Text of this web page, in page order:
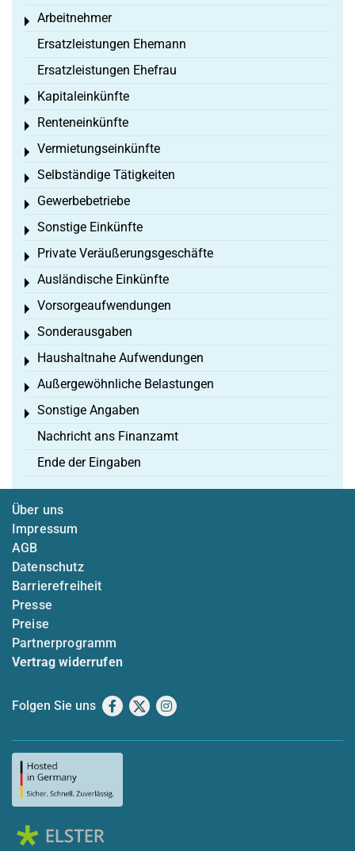
Arbeitnehmer
Toggle menu
Ersatzleistungen Ehemann
Ersatzleistungen Ehefrau
Kapitaleinkünfte
Toggle menu
Renteneinkünfte
Toggle menu
Vermietungseinkünfte
Toggle menu
Selbständige Tätigkeiten
Toggle menu
Gewerbebetriebe
Toggle menu
Sonstige Einkünfte
Toggle menu
Private Veräußerungsgeschäfte
Toggle menu
Ausländische Einkünfte
Toggle menu
Vorsorgeaufwendungen
Toggle menu
Sonderausgaben
Toggle menu
Haushaltnahe Aufwendungen
Toggle menu
Außergewöhnliche Belastungen
Toggle menu
Sonstige Angaben
Toggle menu
Nachricht ans Finanzamt
Ende der Eingaben
Über uns
Impressum
AGB
Datenschutz
Barrierefreiheit
Presse
Preise
Partnerprogramm
Vertrag widerrufen
Folgen Sie uns Facebook
X Instagram